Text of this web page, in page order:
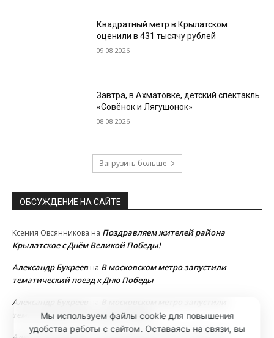
Квадратный метр в Крылатском
оценили в 431 тысячу рублей
09.08.2026
Завтра, в Ахматовке, детский спектакль
«Совёнок и Лягушонок»
08.08.2026
Загрузить больше
ОБСУЖДЕНИЕ НА САЙТЕ
Ксения Овсянникова на Поздравляем жителей района
Крылатское с Днём Великой Победы!
Александр Букреевна В московском метро запустили
тематический поезд к Дню Победы
Александр Букреев
тематический поезд к Дню Победы
Мы используем файлы cookie для повышения
удобства работы с сайтом. Оставаясь на связи, вы